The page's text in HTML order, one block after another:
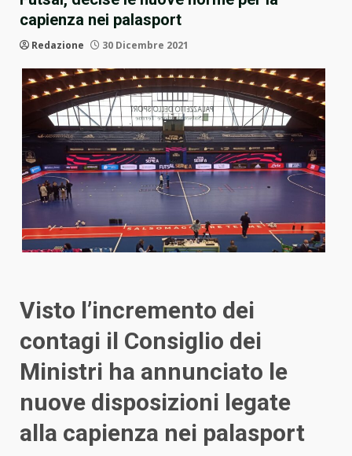
capienza nei palasport
Redazione 30 Dicembre 2021
Visto l’incremento dei
contagi il Consiglio dei
Ministri ha annunciato le
nuove disposizioni legate
alla capienza nei palasport